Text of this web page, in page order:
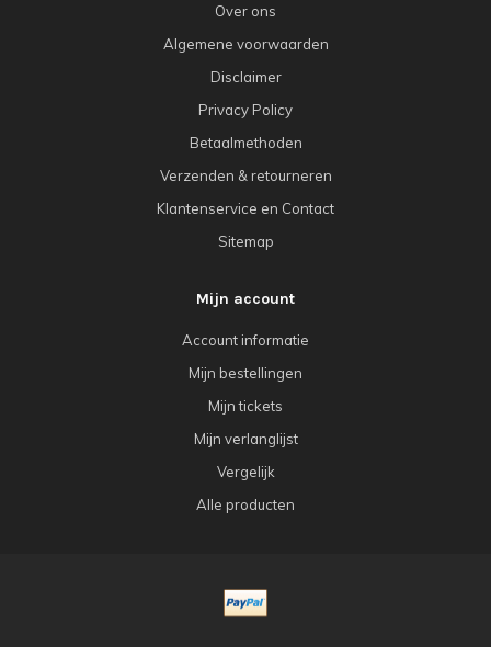
Over ons
Algemene voorwaarden
Disclaimer
Privacy Policy
Betaalmethoden
Verzenden & retourneren
Klantenservice en Contact
Sitemap
Mijn account
Account informatie
Mijn bestellingen
Mijn tickets
Mijn verlanglijst
Vergelijk
Alle producten